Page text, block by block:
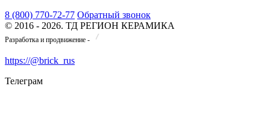
8 (800) 770-72-77 Обратный звонок
© 2016 - 2026. ТД РЕГИОН КЕРАМИКА
Разработка и продвижение -
https://@brick_rus
Телеграм